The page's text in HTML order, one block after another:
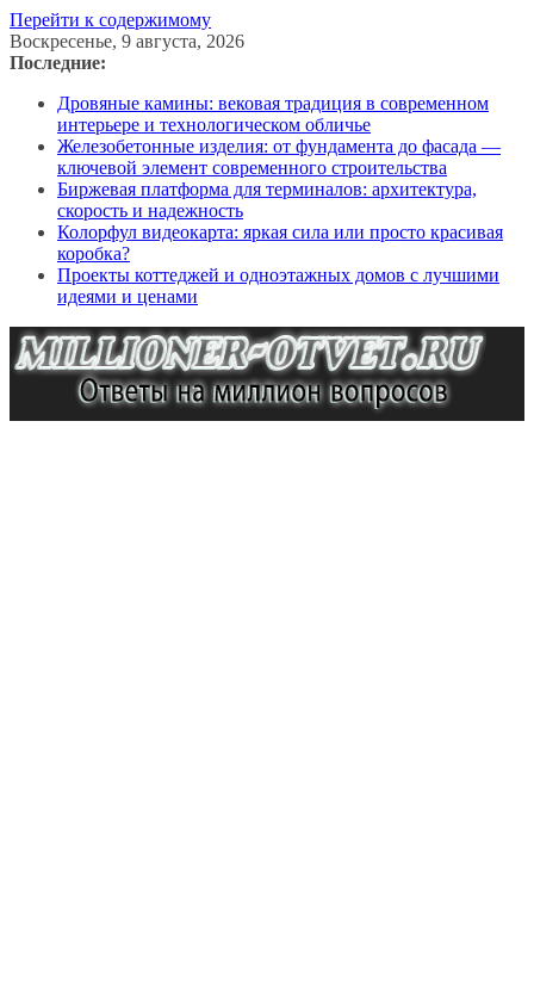
Перейти к содержимому
Воскресенье, 9 августа, 2026
Последние:
Дровяные камины: вековая традиция в современном
интерьере и технологическом обличье
Железобетонные изделия: от фундамента до фасада —
ключевой элемент современного строительства
Биржевая платформа для терминалов: архитектура,
скорость и надежность
Колорфул видеокарта: яркая сила или просто красивая
коробка?
Проекты коттеджей и одноэтажных домов с лучшими
идеями и ценами